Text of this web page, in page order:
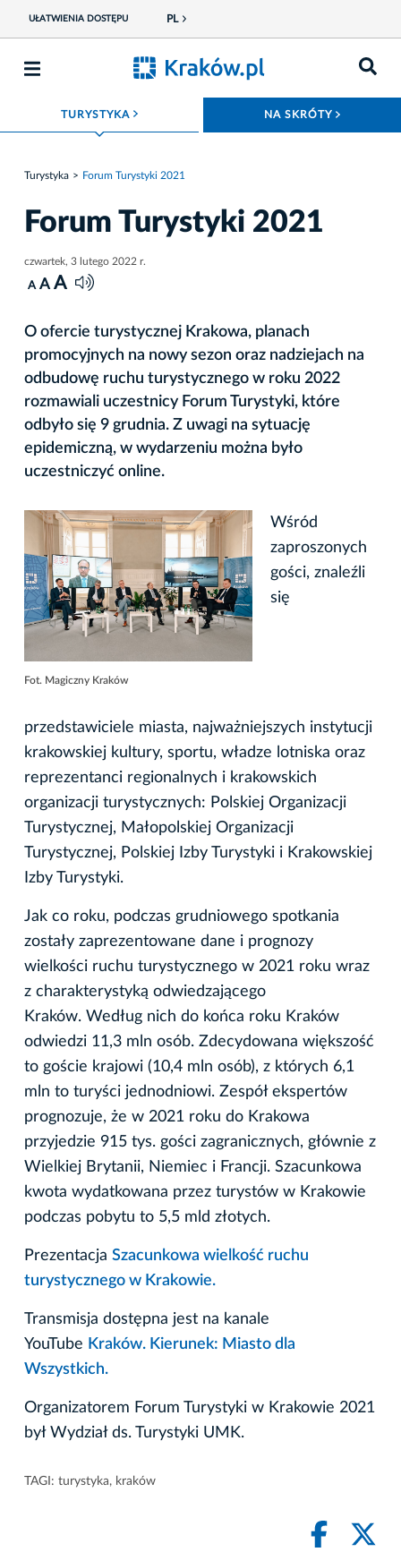
UŁATWIENIA DOSTĘPU PL
TURYSTYKA ROZWIŃ MENU NA SKRÓTY
Turystyka Forum Turystyki 2021
Forum Turystyki 2021
czwartek, 3 lutego 2022 r.
A A A
O ofercie turystycznej Krakowa, planach
promocyjnych na nowy sezon oraz nadziejach na
odbudowę ruchu turystycznego w roku 2022
rozmawiali uczestnicy Forum Turystyki, które
odbyło się 9 grudnia. Z uwagi na sytuację
epidemiczną, w wydarzeniu można było
uczestniczyć online.
Fot. Magiczny Kraków
Wśród
zaproszonych
gości, znaleźli
się
przedstawiciele miasta, najważniejszych instytucji
krakowskiej kultury, sportu, władze lotniska oraz
reprezentanci regionalnych i krakowskich
organizacji turystycznych: Polskiej Organizacji
Turystycznej, Małopolskiej Organizacji
Turystycznej, Polskiej Izby Turystyki i Krakowskiej
Izby Turystyki.
Jak co roku, podczas grudniowego spotkania
zostały zaprezentowane dane i prognozy
wielkości ruchu turystycznego w 2021 roku wraz
z charakterystyką odwiedzającego
Kraków. Według nich do końca roku Kraków
odwiedzi 11,3 mln osób. Zdecydowana większość
to goście krajowi (10,4 mln osób), z których 6,1
mln to turyści jednodniowi. Zespół ekspertów
prognozuje, że w 2021 roku do Krakowa
przyjedzie 915 tys. gości zagranicznych, głównie z
Wielkiej Brytanii, Niemiec i Francji. Szacunkowa
kwota wydatkowana przez turystów w Krakowie
podczas pobytu to 5,5 mld złotych.
Prezentacja Szacunkowa wielkość ruchu
turystycznego w Krakowie.
Transmisja dostępna jest na kanale
YouTube Kraków. Kierunek: Miasto dla
Wszystkich.
Organizatorem Forum Turystyki w Krakowie 2021
był Wydział ds. Turystyki UMK.
TAGI: turystyka, kraków